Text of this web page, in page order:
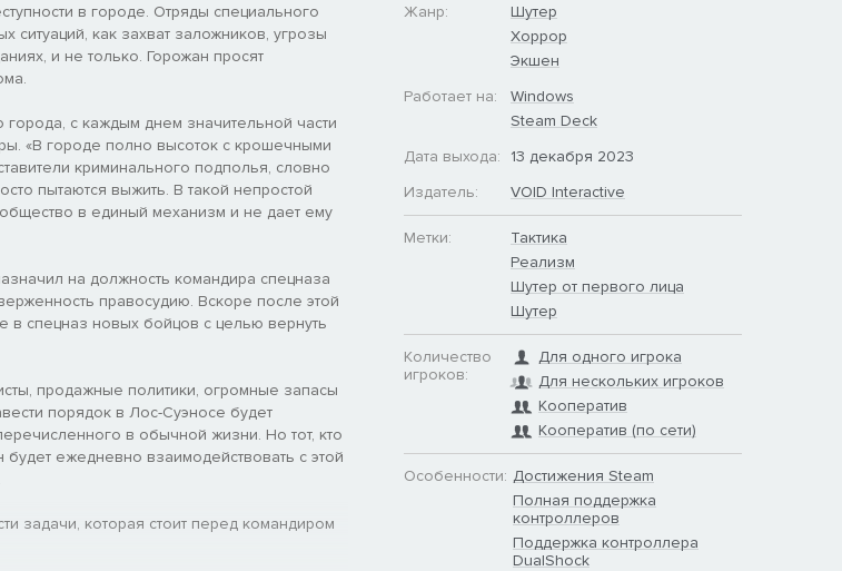
в городе. Отряды специального
ситуаций, как захват заложников, угрозы
и не только. Горожан просят
города, с каждым днем значительной части
«В городе полно высоток с крошечными
криминального подполья, словно
пытаются выжить. В такой непростой
в единый механизм и не дает ему
на должность командира спецназа
правосудию. Вскоре после этой
в спецназ новых бойцов с целью вернуть
продажные политики, огромные запасы
порядок в Лос-Суэносе будет
в обычной жизни. Но тот, кто
ежедневно взаимодействовать с этой
задачи, которая стоит перед командиром
Жанр:
Шутер
Хоррор
Экшен
Работает на:
Windows
Steam Deck
Дата выхода:
13 декабря 2023
Издатель:
VOID Interactive
Метки:
Тактика
Реализм
Шутер от первого лица
Шутер
Количество
игроков:
Для одного игрока
Для нескольких игроков
Кооператив
Кооператив (по сети)
Особенности: Достижения Steam
Полная поддержка
контроллеров
Поддержка контроллера
DualShock